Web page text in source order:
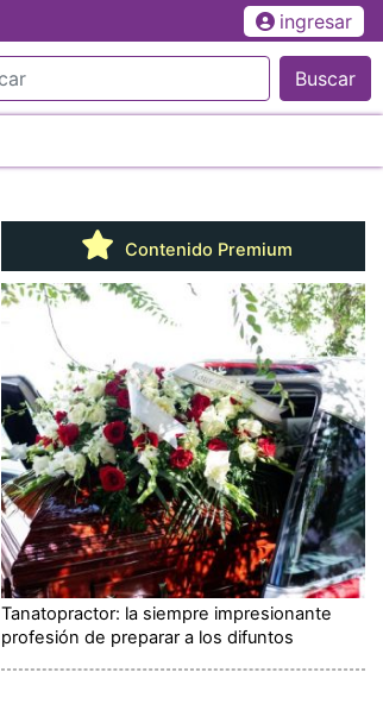
ingresar
Buscar
Contenido Premium
Tanatopractor: la siempre impresionante
profesión de preparar a los difuntos